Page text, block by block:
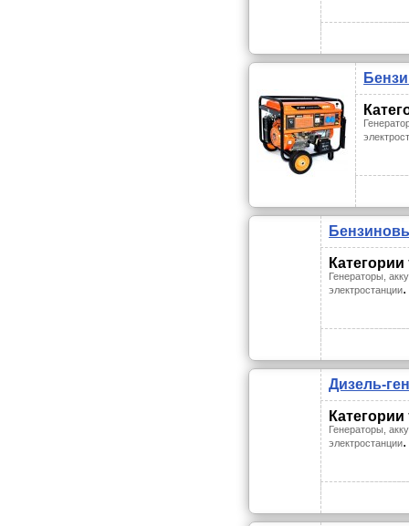
Генераторы,
электростанции.
Дизель-
Генераторы,
электростанции.